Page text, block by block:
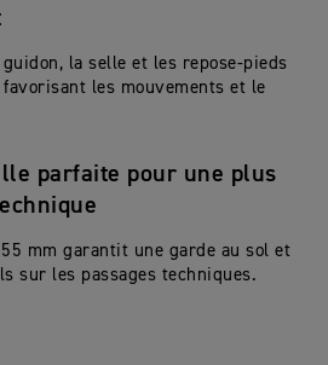
la selle et les repose-pieds
les mouvements et le
parfaite pour une plus
mm garantit une garde au sol et
sur les passages techniques.